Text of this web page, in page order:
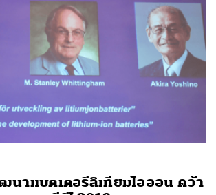
าแบตเตอรีลิเทียมไอออน คว้า
TWEET LINE EMAIL